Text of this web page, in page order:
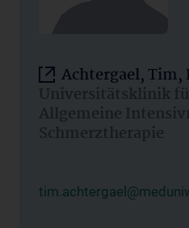
Achtergael, Tim,
Universitätsklinik
Allgemeine
Schmerztherapie